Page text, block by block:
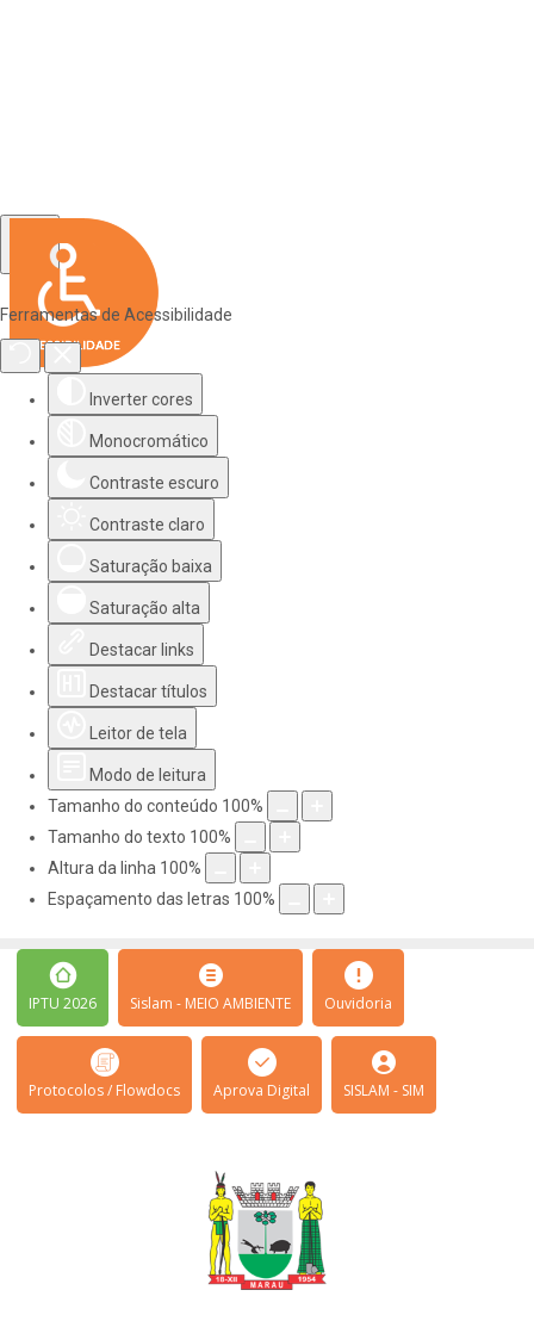
Ferramentas de Acessibilidade
Inverter cores
Monocromático
Contraste escuro
Contraste claro
Saturação baixa
Saturação alta
Destacar links
Destacar títulos
Leitor de tela
Modo de leitura
Tamanho do conteúdo 100%
Tamanho do texto 100%
Altura da linha 100%
Espaçamento das letras 100%
IPTU 2026 Sislam - MEIO AMBIENTE Ouvidoria
Protocolos / Flowdocs Aprova Digital SISLAM - SIM